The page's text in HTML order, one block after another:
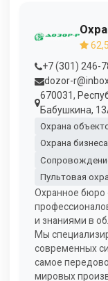
62,5
+7 (301) 246-
dozor-
670031,
Бабушкина,
Охрана
Охрана бизнеса
Пультовая
Охранное бюро
и знаниями в
Мы
современных
самое
мировых